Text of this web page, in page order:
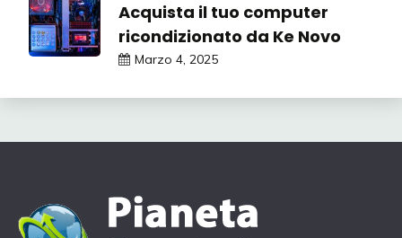
Acquista il tuo computer
ricondizionato da Ke Novo
Marzo 4, 2025